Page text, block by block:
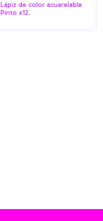
Lápiz de color acuarelable
Pinto x12.